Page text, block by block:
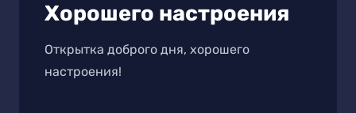
Хорошего настроения
Открытка доброго дня, хорошего
настроения!